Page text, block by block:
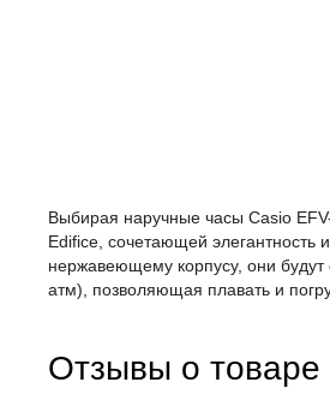
Выбирая наручные часы Casio
Edifice, сочетающей
нержавеющему корпусу, они будут
атм), позволяющая плавать и
Отзывы о товаре